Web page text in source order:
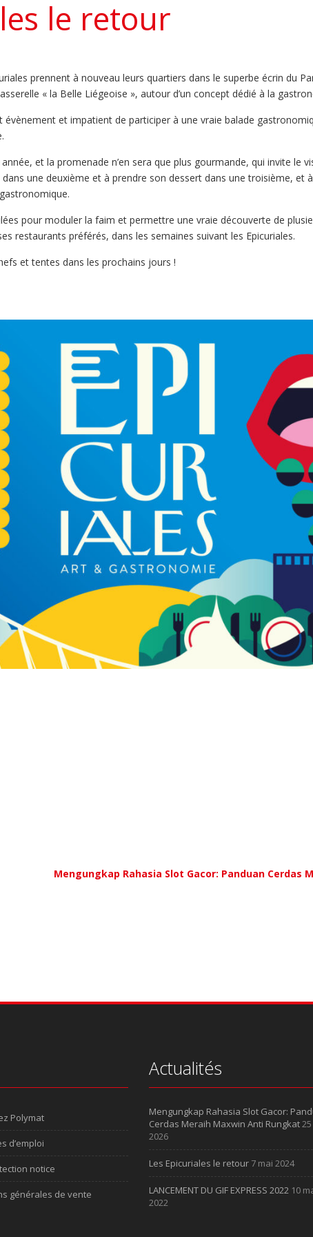
le retour
prennent à nouveau leurs quartiers dans le superbe écrin du
« la Belle Liégeoise », autour d’un concept dédié à la
évènement et impatient de participer à une vraie balade
et la promenade n’en sera que plus gourmande, qui invite le
une deuxième et à prendre son dessert dans une troisième, et
pour moduler la faim et permettre une vraie découverte de
restaurants préférés, dans les semaines suivant les Epicuriales.
et tentes dans les prochains jours !
Mengungkap Rahasia Slot Gacor: Panduan Cerdas
Polymat
d’emploi
notice
générales de vente
Actualités
Mengungkap Rahasia Slot Gacor:
Cerdas Meraih Maxwin Anti Rungkat
2026
Les Epicuriales le retour 7 mai 2024
LANCEMENT DU GIF EXPRESS 2022 10
2022